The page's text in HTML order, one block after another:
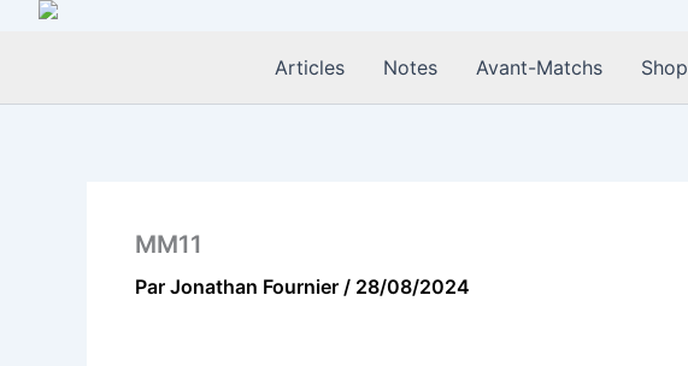
Aller
Articles Notes Avant-Matchs Shop
MM11
Par Jonathan Fournier / 28/08/2024